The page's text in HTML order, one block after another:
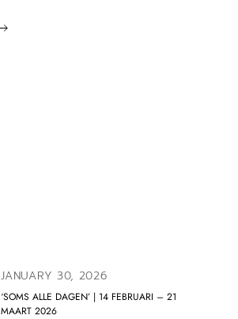
JANUARY 30, 2026
‘SOMS ALLE DAGEN’ | 14 FEBRUARI – 21
MAART 2026